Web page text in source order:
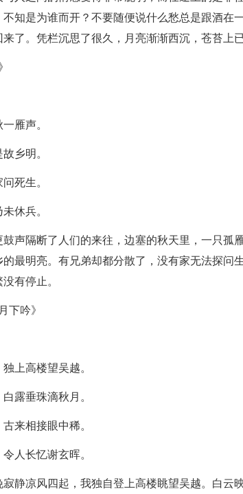
知是为谁而开？不要随便说什么愁总是跟酒在
了。凭栏沉思了很久，月亮渐渐西沉，苍苔上
雁声。
乡明。
死生。
休兵。
声隔断了人们的来往，边塞的秋天里，一只孤
最明亮。有兄弟却都分散了，没有家无法探问
有停止。
下吟》
上高楼望吴越。
露垂珠滴秋月。
来相接眼中稀。
人长忆谢玄晖。
静凉风四起，我独自登上高楼眺望吴越。白云